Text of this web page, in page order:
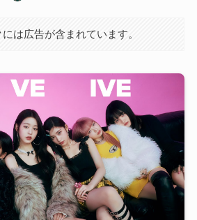
は広告が含まれています。